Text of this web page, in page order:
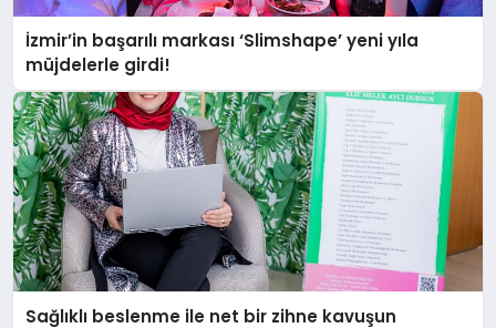
İzmir’in başarılı markası ‘Slimshape’ yeni yıla
müjdelerle girdi!
Sağlıklı beslenme ile net bir zihne kavuşun